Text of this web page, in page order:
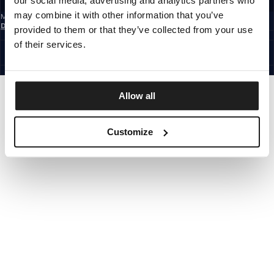
may combine it with other information that you’ve
provided to them or that they’ve collected from your use
of their services.
Allow all
Customize
Mit der Anmeldung zum Newsletter bestätigst du, dass du die
Datenschutzerklärung
gelesen hast.
GERMANY
©1997 - 2026 PITBULL ALLE RECHTE VORBEHALTEN.
GEHE NACH OBEN